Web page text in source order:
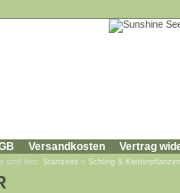
Versandkosten Vertrag
sind hier: Startseite » Schling & Kletterpflanzen